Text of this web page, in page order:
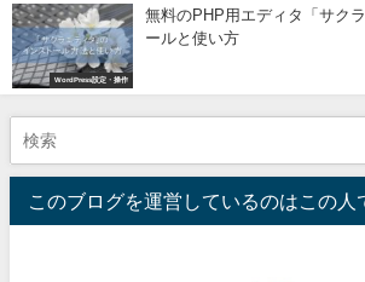
WordPress設定・操作
無料のPHP用エディタ「サク
ールと使い方
このブログを運営しているのはこの人